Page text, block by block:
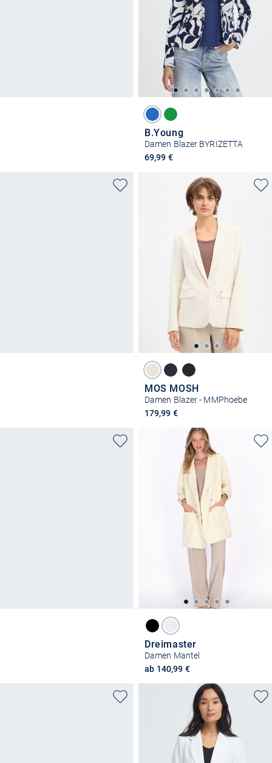
B.Young
Damen Blazer BYRIZETTA
69,99 €
MOS MOSH
Damen Blazer - MMPhoebe
179,99 €
Dreimaster
Damen Mantel
ab 140,99 €